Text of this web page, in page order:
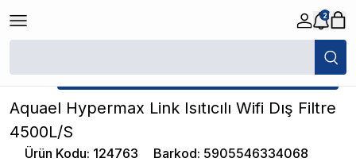
2
/ Aquael Hypermax Link Isıtıcılı Wifi Dış Filtre
★ Atakan Petshop, Aquael yetkili satıcısıdır.
Aquael Hypermax Link Isıtıcılı Wifi Dış Filtre
4500L/S
Ürün Kodu: 124763 Barkod: 5905546334068